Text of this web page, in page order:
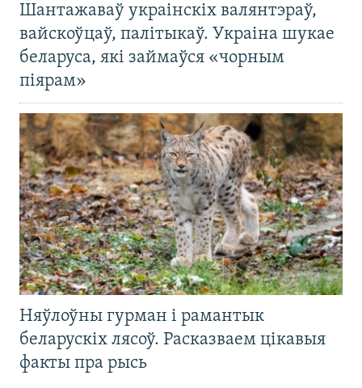
Шантажаваў украінскіх валянтэраў,
вайскоўцаў, палітыкаў. Украіна шукае
беларуса, які займаўся «чорным
піярам»
Няўлоўны гурман і рамантык
беларускіх лясоў. Расказваем цікавыя
факты пра рысь